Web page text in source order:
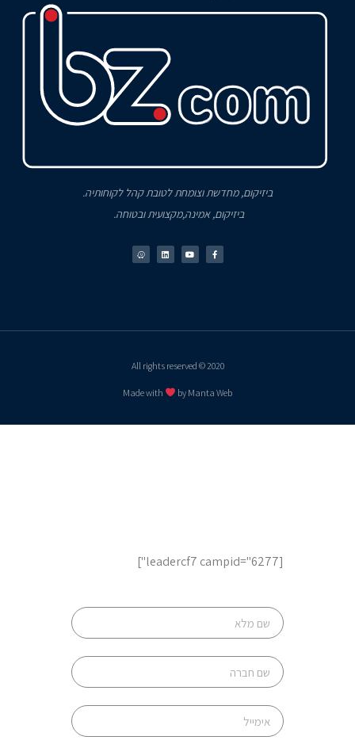
ביזיקום, מחדשת וצומחת לטובת קהל לקוחותיה.
ביזיקום, אמינה,מקצועית ובטוחה.
2020 © All rights reserved
Made with by Manta Web
[leadercf7 campid="6277"]